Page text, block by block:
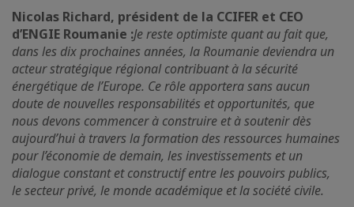
Nicolas Richard, président de la CCIFER et CEO
d’ENGIE Roumanie :Je reste optimiste quant au fait que,
dans les dix prochaines années, la Roumanie deviendra un
acteur stratégique régional contribuant à la sécurité
énergétique de l’Europe. Ce rôle apportera sans aucun
doute de nouvelles responsabilités et opportunités, que
nous devons commencer à construire et à soutenir dès
aujourd’hui à travers la formation des ressources humaines
pour l’économie de demain, les investissements et un
dialogue constant et constructif entre les pouvoirs publics,
le secteur privé, le monde académique et la société civile.